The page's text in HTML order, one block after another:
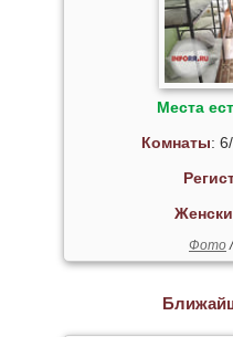
Места
Комнаты:
Фото